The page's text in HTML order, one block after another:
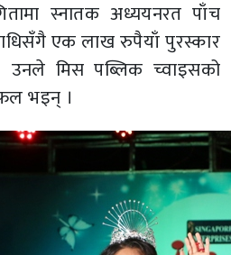
स्नातक अध्ययनरत पाँच
एक लाख रुपैयाँ पुरस्कार
उनले मिस पब्लिक च्वाइसको
भइन् ।